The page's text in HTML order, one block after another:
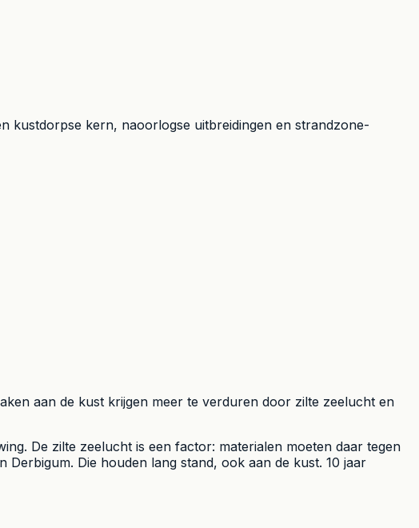
kustdorpse kern, naoorlogse uitbreidingen en strandzone-
aan de kust krijgen meer te verduren door zilte zeelucht en
De zilte zeelucht is een factor: materialen moeten daar tegen
Die houden lang stand, ook aan de kust. 10 jaar